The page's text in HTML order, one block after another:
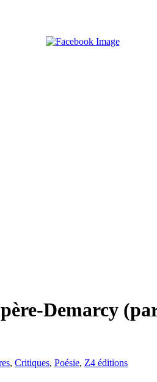
Demarcy
, Critiques, Poésie, Z4 éditions